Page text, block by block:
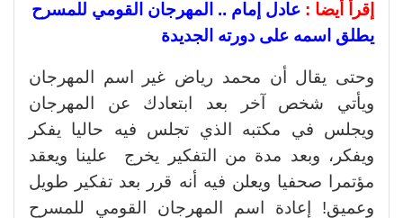
إقرأ أيضا : عادل إمام .. المهرجان القومي للمسرح
يطلق اسمه على دورته الجديدة
وحتى يقال أن محمد رياض غير اسم المهرجان
ويأتي شخص آخر بعد ابتعادك عن المهرجان
ويجلس في مكتبه الذي تجلس فيه حاليا يفكر
ويفكر، وبعد مدة من التفكير يخرج علينا ويعقد
مؤتمرا صحفيا ويعلن فيه أنه قرر بعد تفكير طويل
وعميق! إعادة اسم المهرجان القومي للمسرح